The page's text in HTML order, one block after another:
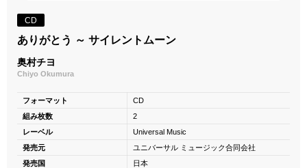
CD
ありがとう ～ サイレントムーン
奥村チヨ
Chiyo Okumura
フォーマット
CD
組み枚数
2
レーベル
Universal Music
発売元
ユニバーサル ミュージック合同会社
発売国
日本